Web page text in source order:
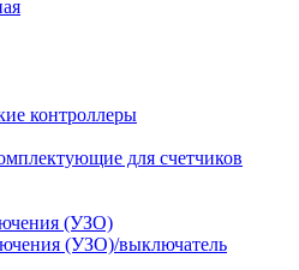
контроллеры
для счетчиков
(УЗО)
(УЗО)/выключатель